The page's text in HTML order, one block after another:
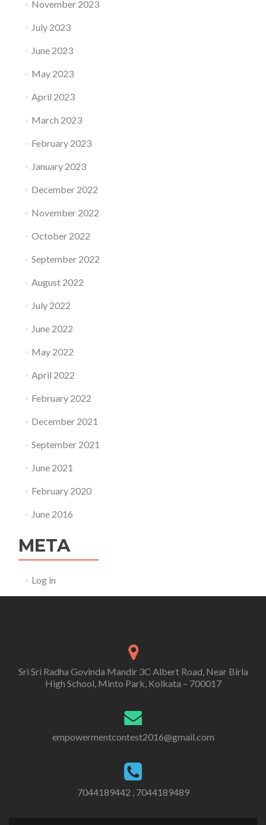
November 2023
July 2023
June 2023
May 2023
April 2023
March 2023
February 2023
January 2023
December 2022
November 2022
October 2022
September 2022
August 2022
July 2022
June 2022
May 2022
April 2022
February 2022
December 2021
September 2021
June 2021
February 2020
June 2016
META
Log in
Sri Sri Radha Govinda Mandir 3C Albert Road, Near Birla
High School, Minto Park, Kolkata – 700017
empowermentcontest2016@gmail.com
7044189442 , 7044189489